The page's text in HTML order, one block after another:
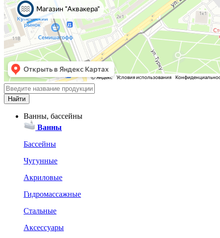
Ванны, бассейны
Ванны
Бассейны
Чугунные
Акриловые
Гидромассажные
Стальные
Аксессуары